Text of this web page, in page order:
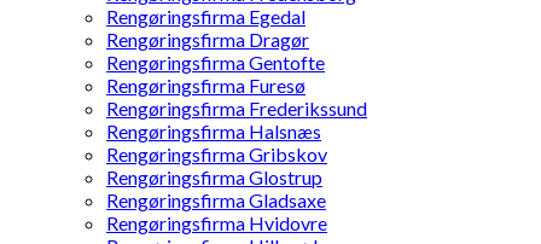
Rengøringsfirma Egedal
Rengøringsfirma Dragør
Rengøringsfirma Gentofte
Rengøringsfirma Furesø
Rengøringsfirma Frederikssund
Rengøringsfirma Halsnæs
Rengøringsfirma Gribskov
Rengøringsfirma Glostrup
Rengøringsfirma Gladsaxe
Rengøringsfirma Hvidovre